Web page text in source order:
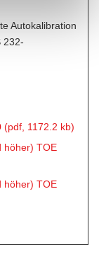
Autokalibration
232-
(pdf, 1172.2 kb)
höher) TOE
höher) TOE